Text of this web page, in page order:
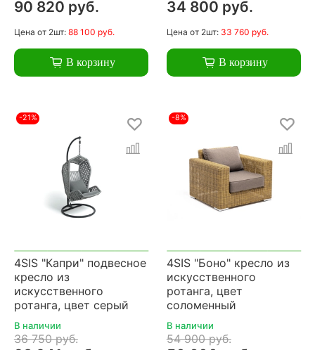
90 820 руб.
Цена от 2шт: 88 100 руб.
В корзину
34 800 руб.
Цена от 2шт: 33 760 руб.
В корзину
-21%
4SIS "Капри" подвесное
кресло из
искусственного
ротанга, цвет серый
В наличии
36 750 руб.
-8%
4SIS "Боно" кресло из
искусственного
ротанга, цвет
соломенный
В наличии
54 900 руб.